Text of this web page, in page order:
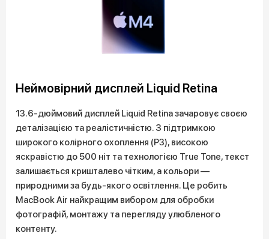
Неймовірний дисплей Liquid Retina
13.6-дюймовий дисплей Liquid Retina зачаровує своєю
деталізацією та реалістичністю. З підтримкою
широкого колірного охоплення (P3), високою
яскравістю до 500 ніт та технологією True Tone, текст
залишається кришталево чітким, а кольори —
природними за будь-якого освітлення. Це робить
MacBook Air найкращим вибором для обробки
фотографій, монтажу та перегляду улюбленого
контенту.